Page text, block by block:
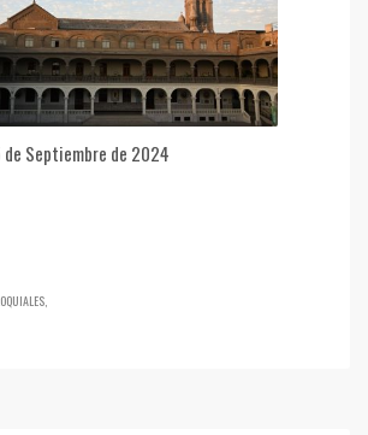
de Septiembre de 2024